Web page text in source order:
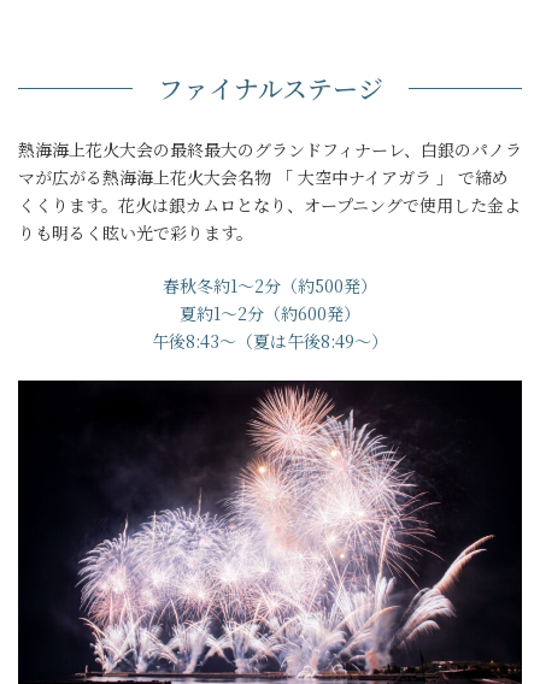
ファイナルステージ
熱海海上花火大会の最終最大のグランドフィナーレ、白銀のパノラ
マが広がる熱海海上花火大会名物 「 大空中ナイアガラ 」 で締め
くくります。花火は銀カムロとなり、オープニングで使用した金よ
りも明るく眩い光で彩ります。
春秋冬約1～2分（約500発）
夏約1～2分（約600発）
午後8:43～（夏は午後8:49～）